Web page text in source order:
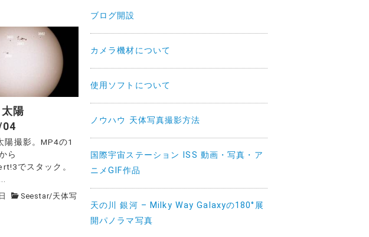
陽
陽撮影。MP4の1
ら
でスタック。
Seestar/天体写
ブログ開設
カメラ機材について
使用ソフトについて
ノウハウ 天体写真撮影方法
国際宇宙ステーション ISS 動画・写真・ア
ニメGIF作品
天の川 銀河 – Milky Way Galaxyの180°展
開パノラマ写真